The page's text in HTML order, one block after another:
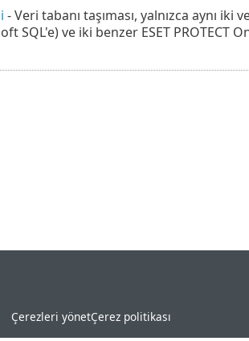
- Veri tabanı taşıması, yalnızca aynı iki
SQL'e) ve iki benzer ESET PROTECT
Çerezleri yönetÇerez politikası